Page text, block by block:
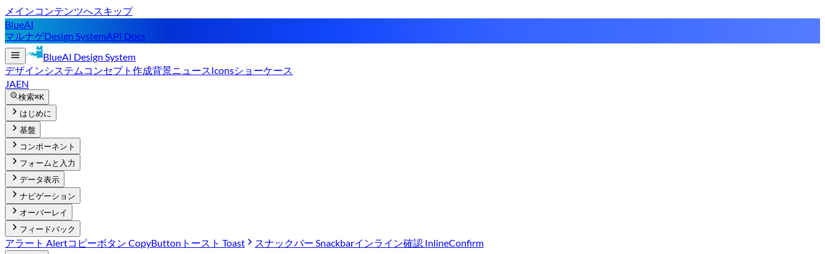
メインコンテンツへスキップ
BlueAI
マルナゲDesign SystemAPI Docs
BlueAI Design System
デザインシステム コンセプト 作成背景ニュースIconsショーケース
JAEN
検索⌘K
はじめに
基盤
コンポーネント
フォームと入力
データ表示
ナビゲーション
オーバーレイ
フィードバック
アラート Alertコピーボタン CopyButton トースト Toast スナックバー Snackbarインライン確認 InlineConfirm